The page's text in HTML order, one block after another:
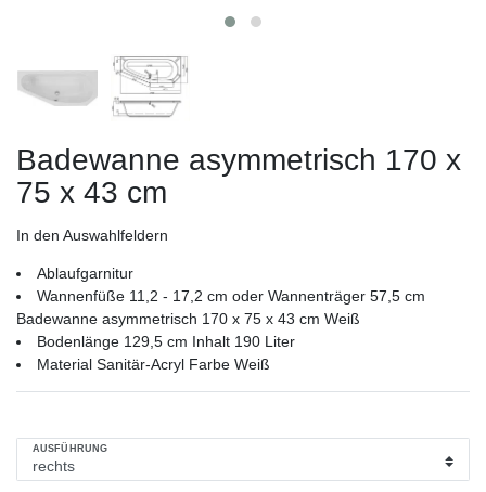
Badewanne asymmetrisch 170 x
75 x 43 cm
In den Auswahlfeldern
Ablaufgarnitur
Wannenfüße 11,2 - 17,2 cm oder Wannenträger 57,5 cm
Badewanne asymmetrisch 170 x 75 x 43 cm Weiß
Bodenlänge 129,5 cm Inhalt 190 Liter
Material Sanitär-Acryl Farbe Weiß
AUSFÜHRUNG